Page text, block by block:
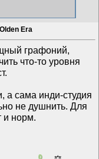
Era
графоний,
что-то уровня
а сама инди-студия
не душнить. Для
и норм.
0